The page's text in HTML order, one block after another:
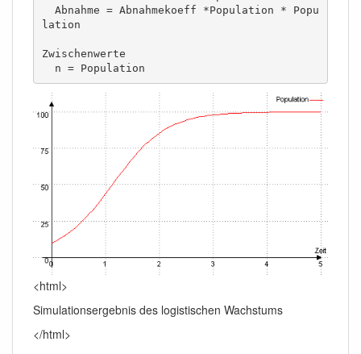
lation
Zwischenwerte
  n = Population
<html>
Simulationsergebnis des logistischen Wachstums
</html>